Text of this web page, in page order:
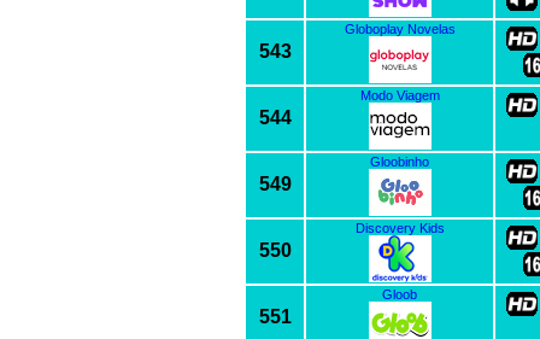
543
Globoplay Novelas
544
Modo Viagem
549
Gloobinho
550
Discovery Kids
551
Gloob